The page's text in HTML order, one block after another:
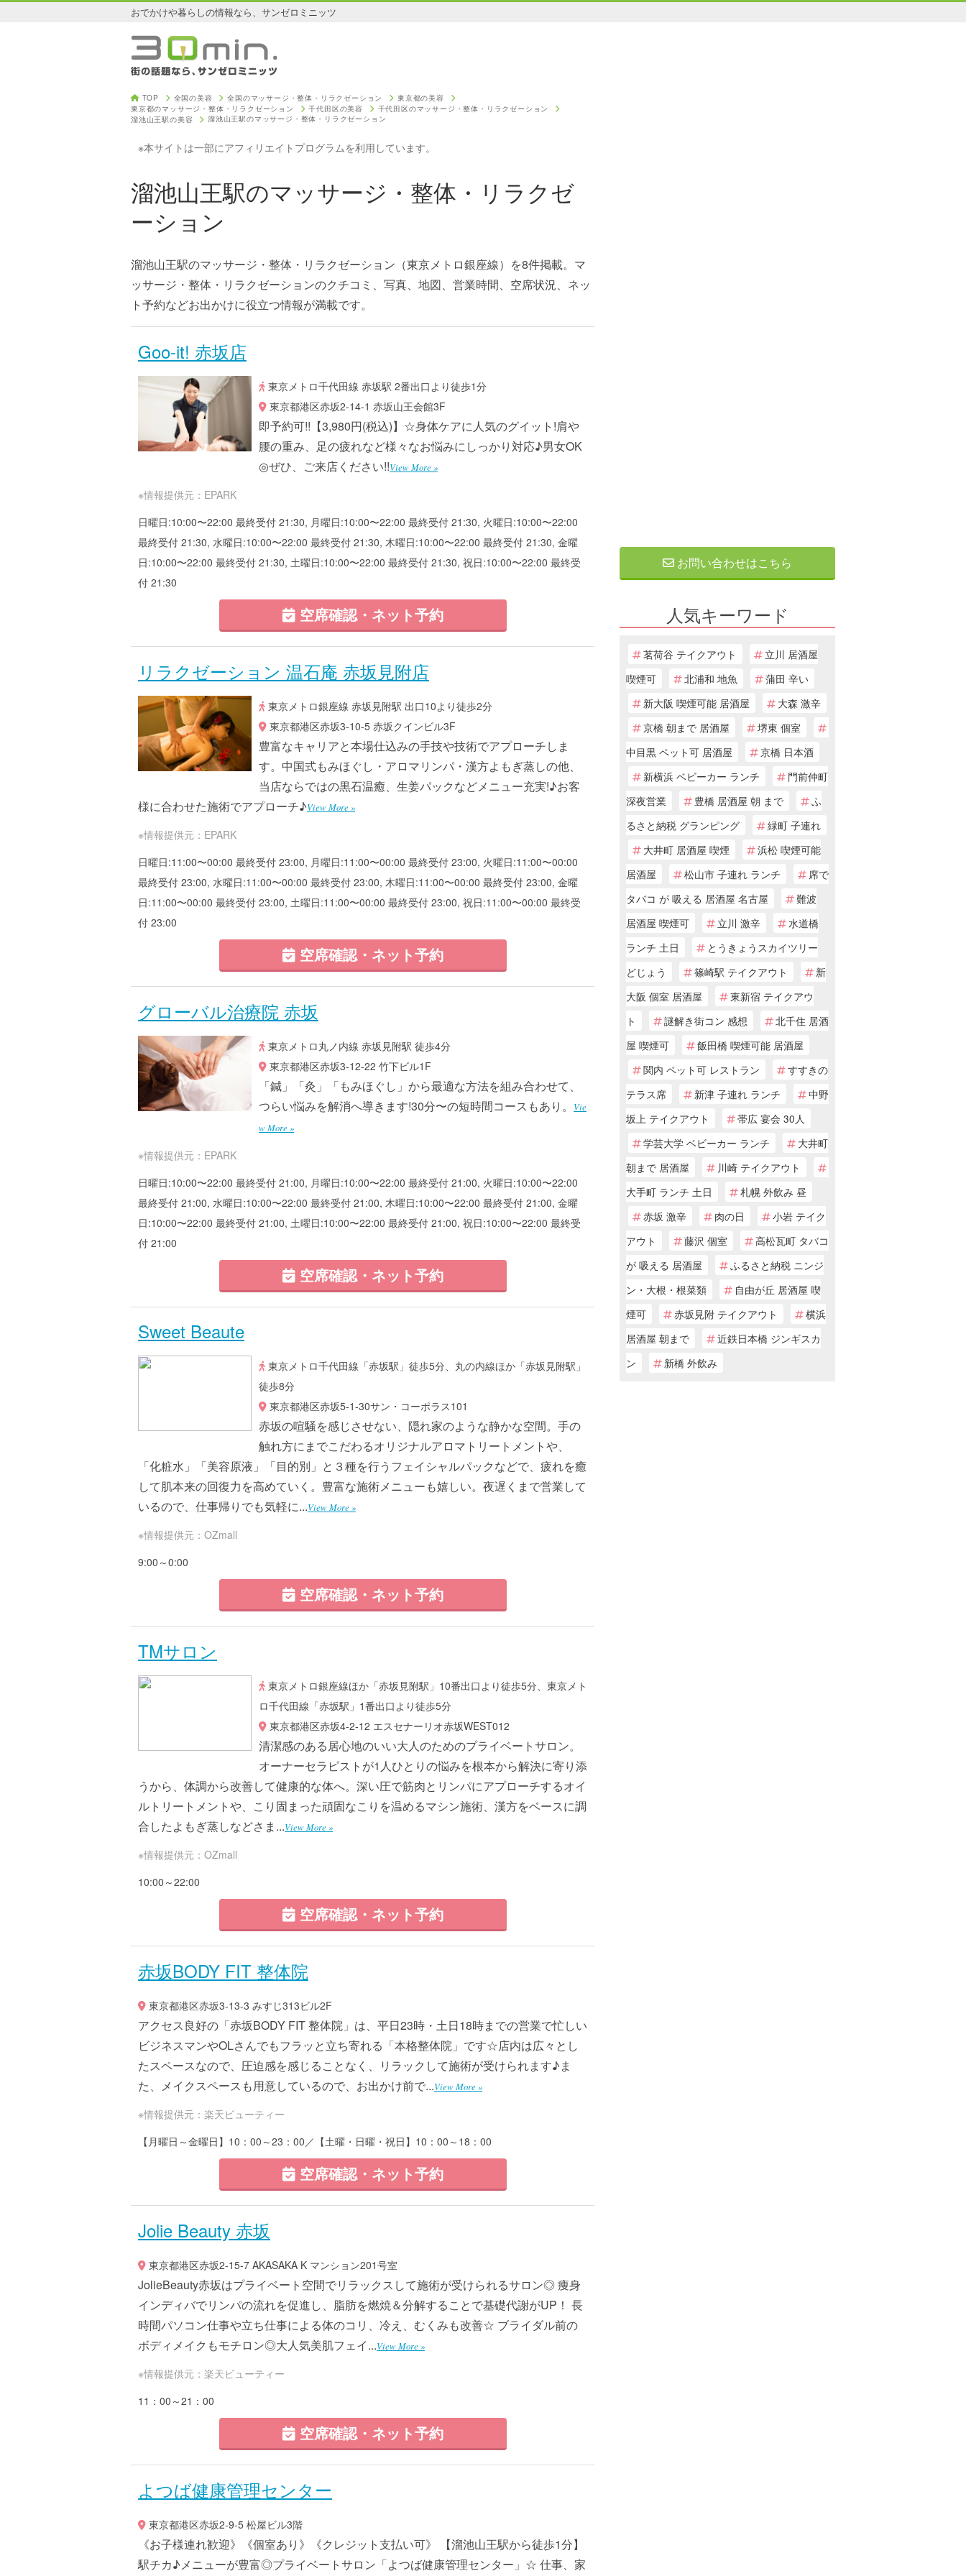
おでかけや暮らしの情報なら、サンゼロミニッツ
TOP 全国の美容 全国のマッサージ・整体・リラクゼーション
東京都の美容
東京都のマッサージ・整体・リラクゼーション
千代田区の美容
千代田区のマッサージ・整体・リラクゼーション
溜池山王駅の美容
溜池山王駅のマッサージ・整体・リラクゼーション
※本サイトは一部にアフィリエイトプログラムを利用しています。
溜池山王駅のマッサージ・整体・リラクゼ
ーション
溜池山王駅のマッサージ・整体・リラクゼーション（東京メトロ銀座線）を8件掲載。マ
ッサージ・整体・リラクゼーションのクチコミ、写真、地図、営業時間、空席状況、ネッ
ト予約などお出かけに役立つ情報が満載です。
Goo-it! 赤坂店
東京メトロ千代田線 赤坂駅 2番出口より徒歩1分
東京都港区赤坂2-14-1 赤坂山王会館3F
即予約可!!【3,980円(税込)】☆身体ケアに人気のグイット!肩や
腰の重み、足の疲れなど様々なお悩みにしっかり対応♪男女OK
◎ぜひ、ご来店ください!!View More »
※情報提供元：EPARK
日曜日:10:00〜22:00 最終受付 21:30, 月曜日:10:00〜22:00 最終受付 21:30, 火曜日:10:00〜22:00
最終受付 21:30, 水曜日:10:00〜22:00 最終受付 21:30, 木曜日:10:00〜22:00 最終受付 21:30, 金曜
日:10:00〜22:00 最終受付 21:30, 土曜日:10:00〜22:00 最終受付 21:30, 祝日:10:00〜22:00 最終受
付 21:30
空席確認・ネット予約
リラクゼーション 温石庵 赤坂見附店
東京メトロ銀座線 赤坂見附駅 出口10より徒歩2分
東京都港区赤坂3-10-5 赤坂クインビル3F
豊富なキャリアと本場仕込みの手技や技術でアプローチしま
す。中国式もみほぐし・アロマリンパ・漢方よもぎ蒸しの他、
当店ならではの黒石温癒、生姜パックなどメニュー充実!♪お客
様に合わせた施術でアプローチ♪View More »
※情報提供元：EPARK
日曜日:11:00〜00:00 最終受付 23:00, 月曜日:11:00〜00:00 最終受付 23:00, 火曜日:11:00〜00:00
最終受付 23:00, 水曜日:11:00〜00:00 最終受付 23:00, 木曜日:11:00〜00:00 最終受付 23:00, 金曜
日:11:00〜00:00 最終受付 23:00, 土曜日:11:00〜00:00 最終受付 23:00, 祝日:11:00〜00:00 最終受
付 23:00
空席確認・ネット予約
グローバル治療院 赤坂
東京メトロ丸ノ内線 赤坂見附駅 徒歩4分
東京都港区赤坂3-12-22 竹下ビル1F
「鍼」「灸」「もみほぐし」から最適な方法を組み合わせて、
つらい悩みを解消へ導きます!30分〜の短時間コースもあり。
Vie
w More »
※情報提供元：EPARK
日曜日:10:00〜22:00 最終受付 21:00, 月曜日:10:00〜22:00 最終受付 21:00, 火曜日:10:00〜22:00
最終受付 21:00, 水曜日:10:00〜22:00 最終受付 21:00, 木曜日:10:00〜22:00 最終受付 21:00, 金曜
日:10:00〜22:00 最終受付 21:00, 土曜日:10:00〜22:00 最終受付 21:00, 祝日:10:00〜22:00 最終受
付 21:00
空席確認・ネット予約
Sweet Beaute
東京メトロ千代田線「赤坂駅」徒歩5分、丸の内線ほか「赤坂見附駅」
徒歩8分
東京都港区赤坂5-1-30サン・コーポラス101
赤坂の喧騒を感じさせない、隠れ家のような静かな空間。手の
触れ方にまでこだわるオリジナルアロマトリートメントや、
「化粧水」「美容原液」「目的別」と３種を行うフェイシャルパックなどで、疲れを癒
して肌本来の回復力を高めていく。豊富な施術メニューも嬉しい。夜遅くまで営業して
いるので、仕事帰りでも気軽に...View More »
※情報提供元：OZmall
9:00～0:00
空席確認・ネット予約
TMサロン
東京メトロ銀座線ほか「赤坂見附駅」10番出口より徒歩5分、東京メト
ロ千代田線「赤坂駅」1番出口より徒歩5分
東京都港区赤坂4-2-12 エスセナーリオ赤坂WEST012
清潔感のある居心地のいい大人のためのプライベートサロン。
オーナーセラピストが1人ひとりの悩みを根本から解決に寄り添
うから、体調から改善して健康的な体へ。深い圧で筋肉とリンパにアプローチするオイ
ルトリートメントや、こり固まった頑固なこりを温めるマシン施術、漢方をベースに調
合したよもぎ蒸しなどさま...View More »
※情報提供元：OZmall
10:00～22:00
空席確認・ネット予約
赤坂BODY FIT 整体院
東京都港区赤坂3-13-3 みすじ313ビル2F
アクセス良好の「赤坂BODY FIT 整体院」は、平日23時・土日18時までの営業で忙しい
ビジネスマンやOLさんでもフラッと立ち寄れる「本格整体院」です☆店内は広々とし
たスペースなので、圧迫感を感じることなく、リラックして施術が受けられます♪ま
た、メイクスペースも用意しているので、お出かけ前で...View More »
※情報提供元：楽天ビューティー
【月曜日～金曜日】10：00～23：00／【土曜・日曜・祝日】10：00～18：00
空席確認・ネット予約
Jolie Beauty 赤坂
東京都港区赤坂2-15-7 AKASAKA K マンション201号室
JolieBeauty赤坂はプライベート空間でリラックスして施術が受けられるサロン◎ 痩身
インディバでリンパの流れを促進し、脂肪を燃焼＆分解することで基礎代謝がUP！ 長
時間パソコン仕事や立ち仕事による体のコリ、冷え、むくみも改善☆ ブライダル前の
ボディメイクもモチロン◎大人気美肌フェイ...View More »
※情報提供元：楽天ビューティー
11：00～21：00
空席確認・ネット予約
よつば健康管理センター
東京都港区赤坂2-9-5 松屋ビル3階
《お子様連れ歓迎》《個室あり》《クレジット支払い可》 【溜池山王駅から徒歩1分】
駅チカ♪メニューが豊富◎プライベートサロン「よつば健康管理センター」☆ 仕事、家
お問い合わせはこちら
人気キーワード
茗荷谷 テイクアウト
立川 居酒屋
喫煙可
北浦和 地魚
蒲田 辛い
新大阪 喫煙可能 居酒屋
大森 激辛
京橋 朝まで 居酒屋
堺東 個室
中目黒 ペット可 居酒屋
京橋 日本酒
新横浜 ベビーカー ランチ
門前仲町
深夜営業
豊橋 居酒屋 朝 まで
ふ
るさと納税 グランピング
緑町 子連れ
大井町 居酒屋 喫煙
浜松 喫煙可能
居酒屋
松山市 子連れ ランチ
席で
タバコ が 吸える 居酒屋 名古屋
難波
居酒屋 喫煙可
立川 激辛
水道橋
ランチ 土日
とうきょうスカイツリー
どじょう
篠崎駅 テイクアウト
新
大阪 個室 居酒屋
東新宿 テイクアウ
ト
謎解き街コン 感想
北千住 居酒
屋 喫煙可
飯田橋 喫煙可能 居酒屋
関内 ペット可 レストラン
すすきの
テラス席
新津 子連れ ランチ
中野
坂上 テイクアウト
帯広 宴会 30人
学芸大学 ベビーカー ランチ
大井町
朝まで 居酒屋
川崎 テイクアウト
大手町 ランチ 土日
札幌 外飲み 昼
赤坂 激辛
肉の日
小岩 テイク
アウト
藤沢 個室
高松瓦町 タバコ
が 吸える 居酒屋
ふるさと納税 ニンジ
ン・大根・根菜類
自由が丘 居酒屋 喫
煙可
赤坂見附 テイクアウト
横浜
居酒屋 朝まで
近鉄日本橋 ジンギスカ
ン
新橋 外飲み